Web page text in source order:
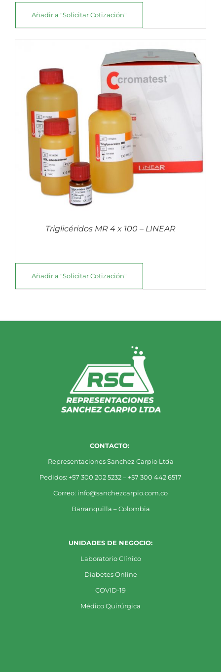
Añadir a "Solicitar Cotización"
Triglicéridos MR 4 x 100 – LINEAR
Añadir a "Solicitar Cotización"
CONTACTO:
Representaciones Sanchez Carpio Ltda
Pedidos: +57 300 202 5232 – +57 300 442 6517
Correo: info@sanchezcarpio.com.co
Barranquilla – Colombia
UNIDADES DE NEGOCIO:
Laboratorio Clínico
Diabetes Online
COVID-19
Médico Quirúrgica